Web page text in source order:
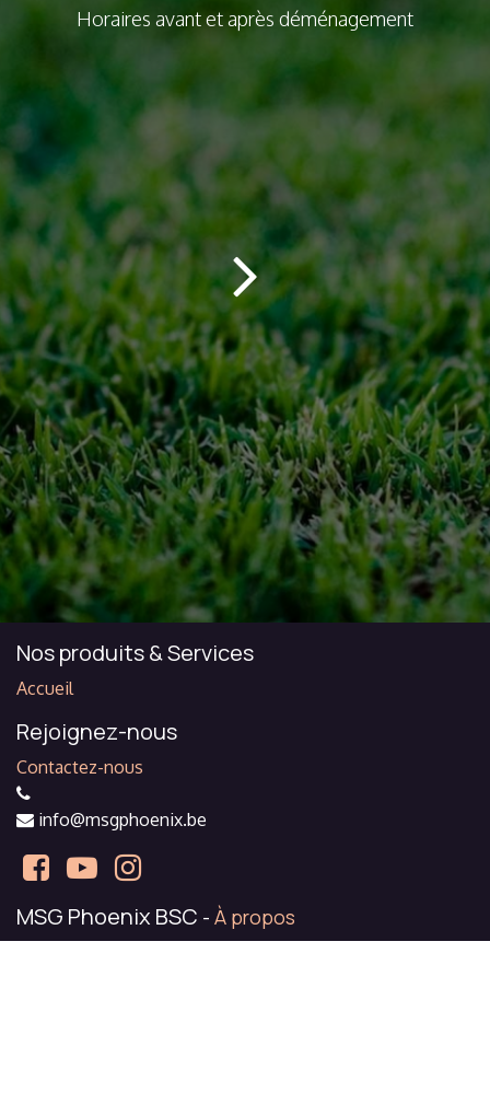
Horaires avant et après déménagement
Nos produits & Services
Accueil
Rejoignez-nous
Contactez-nous
info@msgphoenix.be
MSG Phoenix BSC - À propos